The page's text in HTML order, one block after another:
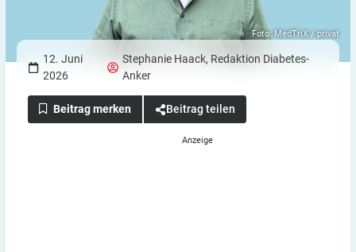
Foto: MedTriX / privat
12. Juni
2026
Stephanie Haack, Redaktion Diabetes-
Anker
Beitrag teilen